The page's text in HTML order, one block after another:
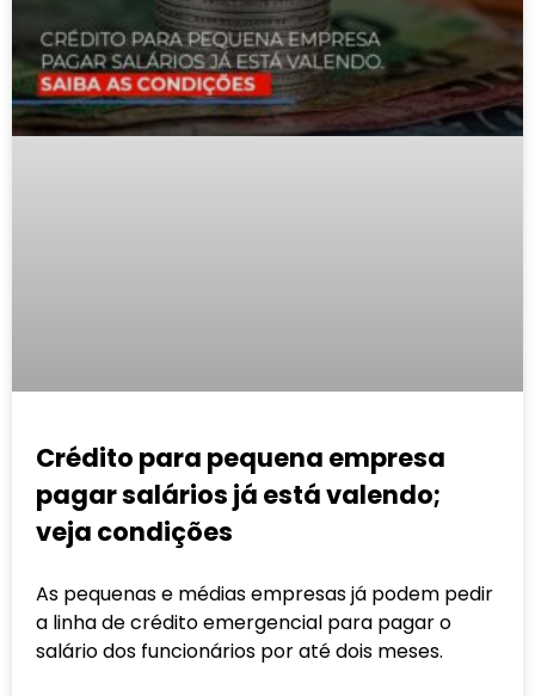
Crédito para pequena empresa
pagar salários já está valendo;
veja condições
As pequenas e médias empresas já podem pedir
a linha de crédito emergencial para pagar o
salário dos funcionários por até dois meses.